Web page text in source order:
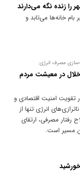
زنده نگه می‌دارند
خانه‌ها می‌تابد و
مصرف انرژی:
در معیشت مردم
امنیت اقتصادی و
انرژی تنها از
مصرفی، ارتقای
مسیر است.